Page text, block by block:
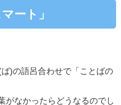
ート」
)の語呂合わせで「ことばの
がなかったらどうなるのでし